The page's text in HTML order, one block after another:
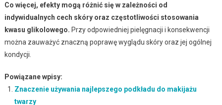
Co więcej, efekty mogą różnić się w zależności od
indywidualnych cech skóry oraz częstotliwości stosowania
kwasu glikolowego. Przy odpowiedniej pielęgnacji i konsekwencji
można zauważyć znaczną poprawę wyglądu skóry oraz jej ogólnej
kondycji.
Powiązane wpisy:
Znaczenie używania najlepszego podkładu do makijażu
twarzy